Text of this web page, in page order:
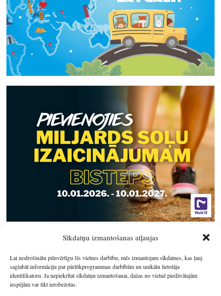
Sīkdatņu izmantošanas atļaujas
Lai nodrošinātu pilnvērtīgu šīs vietnes darbību, mēs izmantojam sīkdatnes, kas ļauj
saglabāt informāciju par pārlūkprogrammas darbībām un unikālu lietotāja
identifikatoru. Ja nepiekrītat sīkdatņu izmantošanai, dažas no vietnē piedāvātajām
iespējām var tikt ierobežotas.